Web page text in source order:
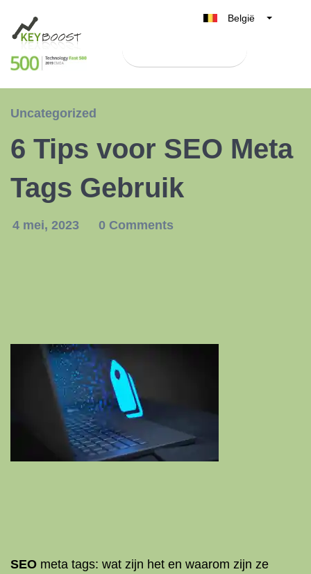
België
Nederland
España
Uncategorized
6 Tips voor SEO Meta
Tags Gebruik
4 mei, 2023 0 Comments
SEO meta tags: wat zijn het en waarom zijn ze